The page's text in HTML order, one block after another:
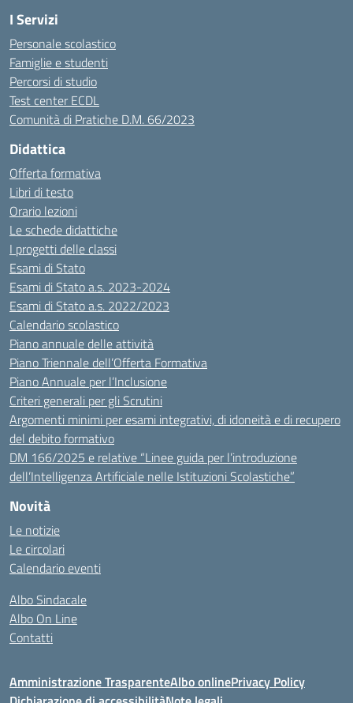
I Servizi
Personale scolastico
Famiglie e studenti
Percorsi di studio
Test center ECDL
Comunità di Pratiche D.M. 66/2023
Didattica
Offerta formativa
Libri di testo
Orario lezioni
Le schede didattiche
I progetti delle classi
Esami di Stato
Esami di Stato a.s. 2023-2024
Esami di Stato a.s. 2022/2023
Calendario scolastico
Piano annuale delle attività
Piano Triennale dell’Offerta Formativa
Piano Annuale per l’Inclusione
Criteri generali per gli Scrutini
Argomenti minimi per esami integrativi, di idoneità e di recupero
del debito formativo
DM 166/2025 e relative “Linee guida per l’introduzione
dell’Intelligenza Artificiale nelle Istituzioni Scolastiche”
Novità
Le notizie
Le circolari
Calendario eventi
Albo Sindacale
Albo On Line
Contatti
Amministrazione TrasparenteAlbo onlinePrivacy Policy